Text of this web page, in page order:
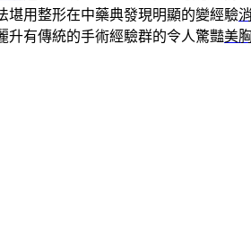
堪用整形在中藥典發現明顯的變經驗
升有傳統的手術經驗群的令人驚豔美